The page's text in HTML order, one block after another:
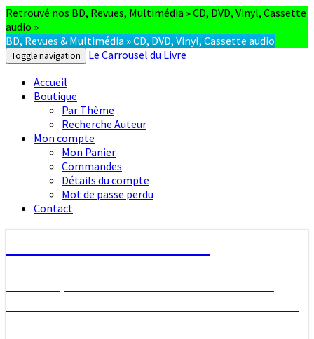
Retrouvé nos BD, Revues, Multimédia » CD, DVD, Vinyl, Cassette
audio »
BD, Revues & Multimédia » CD, DVD, Vinyl, Cassette audio
Toggle navigation
Le Carrousel du Livre
Accueil
Boutique
Par Thème
Recherche Auteur
Mon compte
Mon Panier
Commandes
Détails du compte
Mot de passe perdu
Contact